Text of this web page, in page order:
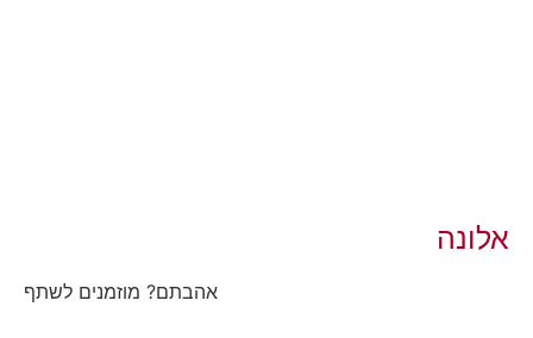
אלונה
אהבתם? מוזמנים לשתף